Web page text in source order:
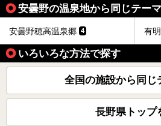
安曇野の温泉地から同じテー
安曇野穂高温泉郷 4 有
いろいろな方法で探す
全国の施設から同じ
長野県トップ